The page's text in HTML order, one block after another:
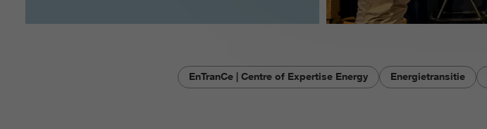
EnTranCe | Centre of Expertise Energy Energietransitie